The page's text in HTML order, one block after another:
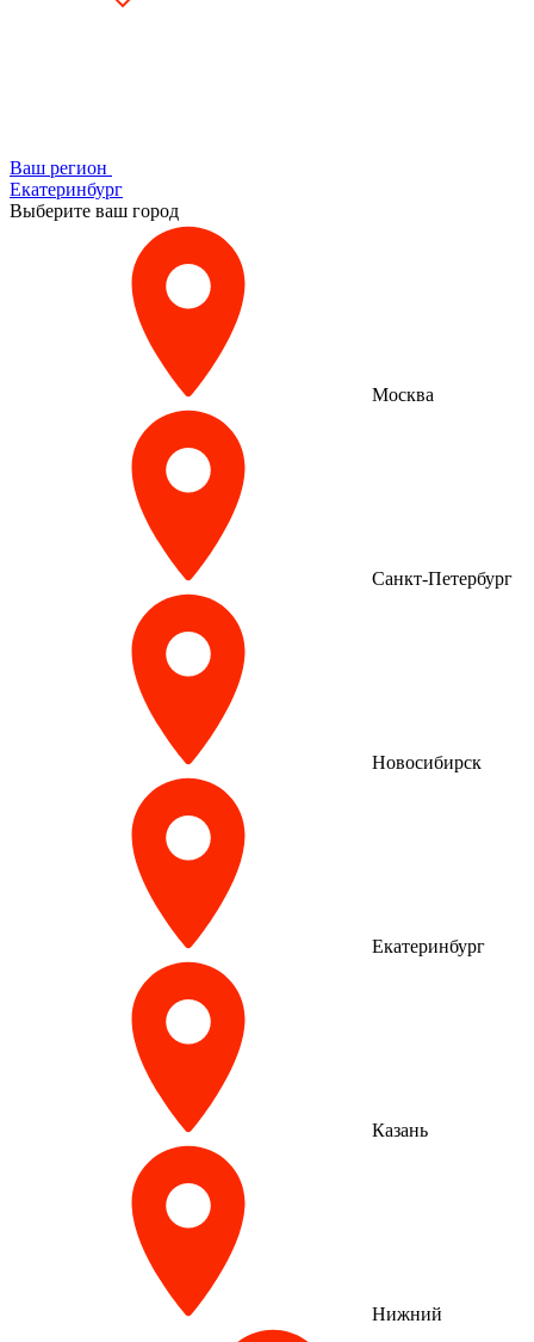
Ваш регион
Екатеринбург
Выберите ваш город
Москва
Санкт-Петербург
Новосибирск
Екатеринбург
Казань
Нижний